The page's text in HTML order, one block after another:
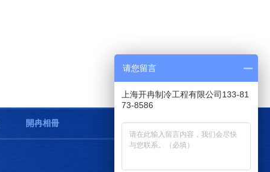
開冉相冊
请您留言
上海开冉制冷工程有限公司133-81
73-8586